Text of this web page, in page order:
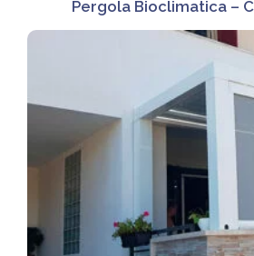
Pergola Bioclimatica –